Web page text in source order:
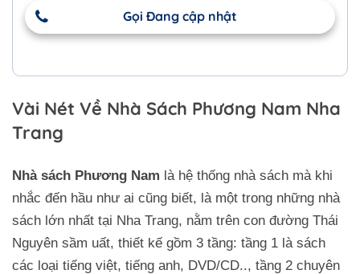
Gọi Đang cập nhật
Vài Nét Về Nhà Sách Phương Nam Nha
Trang
Nhà sách Phương Nam là hệ thống nhà sách mà khi
nhắc đến hầu như ai cũng biết, là một trong những nhà
sách lớn nhất tại Nha Trang, nằm trên con đường Thái
Nguyên sầm uất, thiết kế gồm 3 tầng: tầng 1 là sách
các loại tiếng việt, tiếng anh, DVD/CD.., tầng 2 chuyên